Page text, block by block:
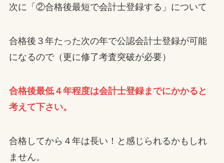
次に「②合格後最短で会計士登録する」について
合格後３年たった次の年で公認会計士登録が可能
になるので（更に修了考査突破が必要）
合格後最低４年程度は会計士登録までにかかると
考えて下さい。
合格してから４年は長い！と感じられるかもしれ
ません。